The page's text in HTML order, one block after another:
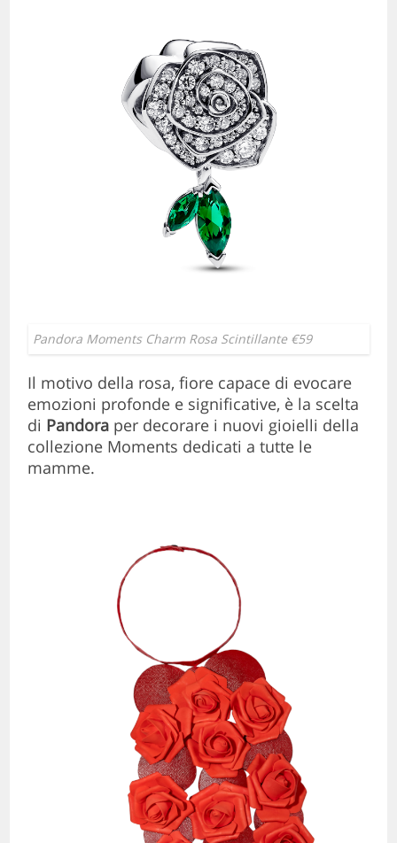
Pandora Moments Charm Rosa Scintillante €59
Il motivo della rosa, fiore capace di evocare
emozioni profonde e significative, è la scelta
di Pandora per decorare i nuovi gioielli della
collezione Moments dedicati a tutte le
mamme.